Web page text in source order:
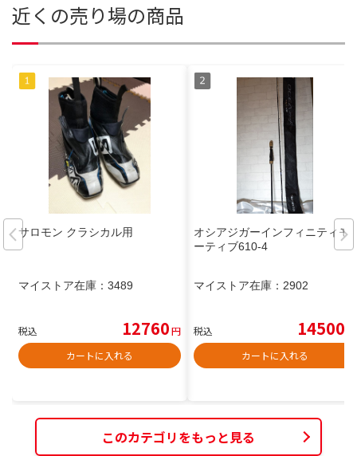
近くの売り場の商品
サロモン クラシカル用
マイストア在庫： 3489
税込 12760円
カートに入れる
オシアジガーインフィニティモ
ーティブ610-4
マイストア在庫： 2902
税込 14500
カートに入れる
このカテゴリをもっと見る